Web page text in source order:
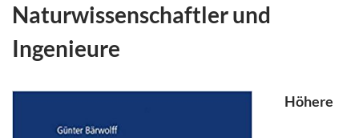
Naturwissenschaftler und
Ingenieure
Höhere